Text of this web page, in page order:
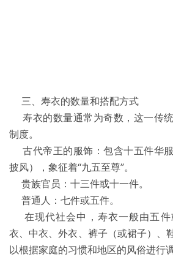
三、寿衣的数量和搭配方式
寿衣的数量通常为奇数，这一传
制度。
古代帝王的服饰：包含十五件华
披风），象征着“九五至尊”。
贵族官员：十三件或十一件。
普通人：七件或五件。
在现代社会中，寿衣一般由五件
衣、中衣、外衣、裤子（或裙子）、
以根据家庭的习惯和地区的风俗进行调